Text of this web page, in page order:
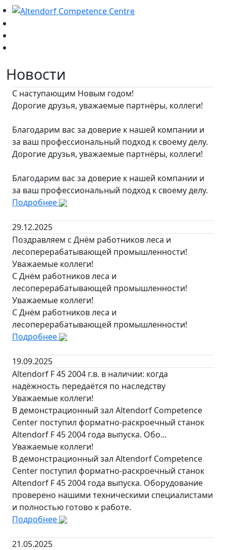
Новости
С наступающим Новым годом!
Дорогие друзья, уважаемые партнёры, коллеги!
Благодарим вас за доверие к нашей компании и
за ваш профессиональный подход к своему делу.
Дорогие друзья, уважаемые партнёры, коллеги!
Благодарим вас за доверие к нашей компании и
за ваш профессиональный подход к своему делу.
Подробнее
29.12.2025
Поздравляем с Днём работников леса и
лесоперерабатывающей промышленности!
Уважаемые коллеги!
С Днём работников леса и
лесоперерабатывающей промышленности!
Уважаемые коллеги!
С Днём работников леса и
лесоперерабатывающей промышленности!
Подробнее
19.09.2025
Altendorf F 45 2004 г.в. в наличии: когда
надёжность передаётся по наследству
Уважаемые коллеги!
В демонстрационный зал Altendorf Competence
Center поступил форматно-раскроечный станок
Altendorf F 45 2004 года выпуска. Обо...
Уважаемые коллеги!
В демонстрационный зал Altendorf Competence
Center поступил форматно-раскроечный станок
Altendorf F 45 2004 года выпуска. Оборудование
проверено нашими техническими специалистами
и полностью готово к работе.
Подробнее
21.05.2025